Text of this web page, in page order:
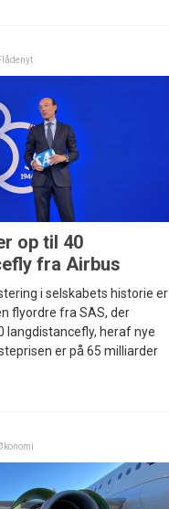
op til 40
fra Airbus
i selskabets historie er
flyordre fra SAS, der
langdistancefly, heraf nye
er på 65 milliarder